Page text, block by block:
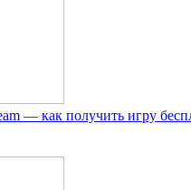
— как получить игру